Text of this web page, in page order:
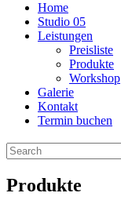
Home
Studio 05
Leistungen
Preisliste
Produkte
Workshop
Galerie
Kontakt
Termin buchen
Produkte